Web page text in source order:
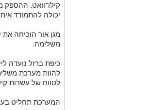
קילו־וואט.
יכולה להתמודד
מגן אור הוכיחה את
משלימה.
לטווח של עשרות
המערכת תחליט